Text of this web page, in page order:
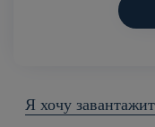
Я хочу